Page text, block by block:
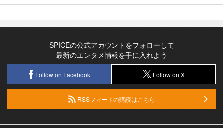
SPICEの公式アカウントをフォローして
最新のエンタメ情報を手に入れよう
Follow on Facebook Follow on X
RSSフィードの購読はこちら